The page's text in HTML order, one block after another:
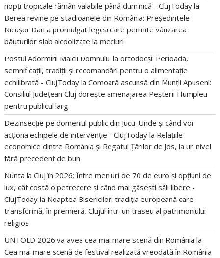
nopți tropicale rămân valabile până duminică - ClujToday la
Berea revine pe stadioanele din România: Președintele
Nicușor Dan a promulgat legea care permite vânzarea
băuturilor slab alcoolizate la meciuri
Postul Adormirii Maicii Domnului la ortodocși: Perioada,
semnificații, tradiții și recomandări pentru o alimentație
echilibrată - ClujToday laComoară ascunsă din Munții Apuseni:
Consiliul Județean Cluj dorește amenajarea Peșterii Humpleu
pentru publicul larg
Dezinsecție pe domeniul public din Jucu: Unde și când vor
acționa echipele de intervenție - ClujToday la Relațiile
economice dintre România și Regatul Țărilor de Jos, la un nivel
fără precedent de bun
Nunta la Cluj în 2026: Între meniuri de 70 de euro și opțiuni de
lux, cât costă o petrecere și când mai găsești săli libere -
ClujToday la Noaptea Bisericilor: tradiția europeană care
transformă, în premieră, Clujul într-un traseu al patrimoniului
religios
UNTOLD 2026 va avea cea mai mare scenă din România la
Cea mai mare scenă de festival realizată vreodată în România